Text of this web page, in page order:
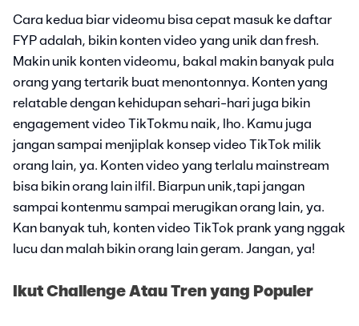
Cara kedua biar videomu bisa cepat masuk ke daftar
FYP adalah, bikin konten video yang unik dan fresh.
Makin unik konten videomu, bakal makin banyak pula
orang yang tertarik buat menontonnya. Konten yang
relatable dengan kehidupan sehari-hari juga bikin
engagement video TikTokmu naik, lho. Kamu juga
jangan sampai menjiplak konsep video TikTok milik
orang lain, ya. Konten video yang terlalu mainstream
bisa bikin orang lain ilfil. Biarpun unik,tapi jangan
sampai kontenmu sampai merugikan orang lain, ya.
Kan banyak tuh, konten video TikTok prank yang nggak
lucu dan malah bikin orang lain geram. Jangan, ya!
Ikut Challenge Atau Tren yang Populer